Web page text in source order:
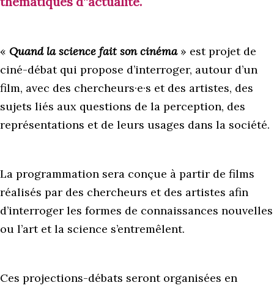
« Quand la science fait son cinéma» est projet de
ciné-débat qui propose d’interroger, autour d’un
film, avec des chercheurs·e·s et des artistes, des
sujets liés aux questions de la perception, des
représentations et de leurs usages dans la société.
La programmation sera conçue à partir de films
réalisés par des chercheurs et des artistes afin
d’interroger les formes de connaissances nouvelles
ou l’art et la science s’entremêlent.
Ces projections-débats seront organisées en